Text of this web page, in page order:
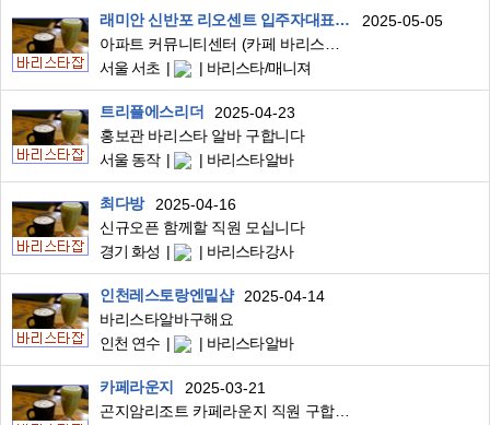
래미안 신반포 리오센트 입주자대표회의
2025-05-05
서울 서초
바리스타/매니져
트리플에스리더
2025-04-23
홍보관 바리스타 알바 구합니다
서울 동작
바리스타알바
최다방
2025-04-16
신규오픈 함께할 직원 모십니다
경기 화성
바리스타강사
인천레스토랑엔밑샵
2025-04-14
바리스타알바구해요
인천 연수
바리스타알바
카페라운지
2025-03-21
곤지암리조트 카페라운지 직원 구합니다